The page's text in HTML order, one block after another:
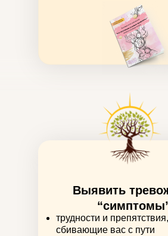
трудности и препятствия,
сбивающие вас с пути
Выявить